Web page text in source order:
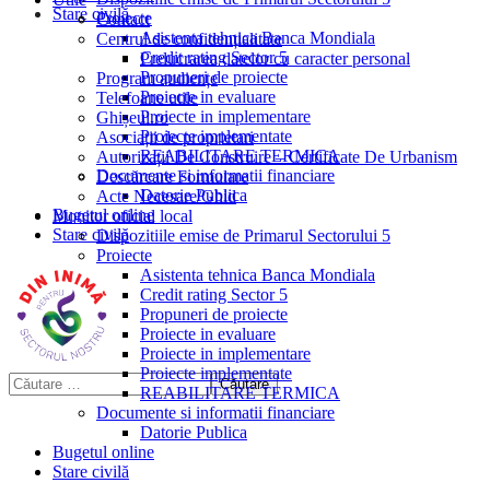
Stare civilă
Proiecte
Asistenta tehnica Banca Mondiala
Credit rating Sector 5
Propuneri de proiecte
Proiecte in evaluare
Proiecte in implementare
Proiecte implementate
REABILITARE TERMICA
Documente si informatii financiare
Datorie Publica
Bugetul online
Stare civilă
Contact
Centrul de confidențialitate
Prelucrarea datelor cu caracter personal
Program audiențe
Telefoane utile
Ghișeul.ro
Asociații de proprietari
Autorizații De Construire – Certificate De Urbanism
Descărcare Formulare
Acte Necesare/Ghid
Monitor oficial local
Dispozitiile emise de Primarul Sectorului 5
Proiecte
Asistenta tehnica Banca Mondiala
Credit rating Sector 5
Propuneri de proiecte
Proiecte in evaluare
Proiecte in implementare
Proiecte implementate
REABILITARE TERMICA
Documente si informatii financiare
Datorie Publica
Bugetul online
Stare civilă